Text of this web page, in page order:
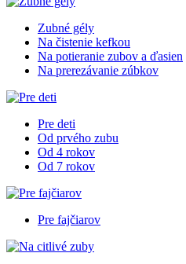
Zubné gély
Na čistenie kefkou
Na potieranie zubov a ďasien
Na prerezávanie zúbkov
Pre deti
Od prvého zubu
Od 4 rokov
Od 7 rokov
Pre fajčiarov